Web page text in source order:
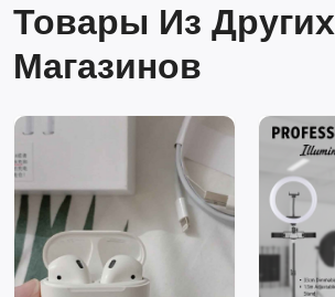
Товары Из Других
Магазинов